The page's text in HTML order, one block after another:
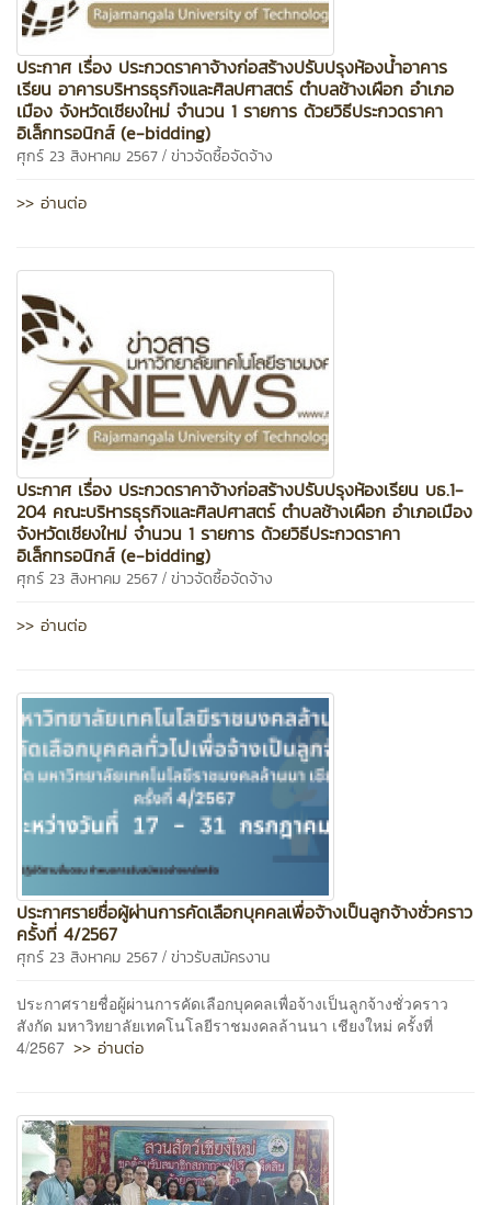
ประกาศ เรื่อง ประกวดราคาจ้างก่อสร้างปรับปรุงห้องน้ำอาคาร
เรียน อาคารบริหารธุรกิจและศิลปศาสตร์ ตำบลช้างเผือก อำเภอ
เมือง จังหวัดเชียงใหม่ จำนวน 1 รายการ ด้วยวิธีประกวดราคา
อิเล็กทรอนิกส์ (e-bidding)
ศุกร์ 23 สิงหาคม 2567 / ข่าวจัดซื้อจัดจ้าง
>> อ่านต่อ
ประกาศ เรื่อง ประกวดราคาจ้างก่อสร้างปรับปรุงห้องเรียน บธ.1-
204 คณะบริหารธุรกิจและศิลปศาสตร์ ตำบลช้างเผือก อำเภอเมือง
จังหวัดเชียงใหม่ จำนวน 1 รายการ ด้วยวิธีประกวดราคา
อิเล็กทรอนิกส์ (e-bidding)
ศุกร์ 23 สิงหาคม 2567 / ข่าวจัดซื้อจัดจ้าง
>> อ่านต่อ
ประกาศรายชื่อผู้ผ่านการคัดเลือกบุคคลเพื่อจ้างเป็นลูกจ้างชั่วคราว
ครั้งที่ 4/2567
ศุกร์ 23 สิงหาคม 2567 / ข่าวรับสมัครงาน
ประกาศรายชื่อผู้ผ่านการคัดเลือกบุคคลเพื่อจ้างเป็นลูกจ้างชั่วคราว
สังกัด มหาวิทยาลัยเทคโนโลยีราชมงคลล้านนา เชียงใหม่ ครั้งที่
4/2567 >> อ่านต่อ